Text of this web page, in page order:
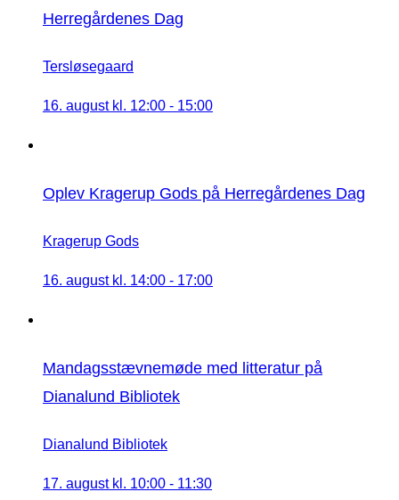
Herregårdenes Dag
Tersløsegaard
16. august kl. 12:00 - 15:00
Oplev Kragerup Gods på Herregårdenes Dag
Kragerup Gods
16. august kl. 14:00 - 17:00
Mandagsstævnemøde med litteratur på
Dianalund Bibliotek
Dianalund Bibliotek
17. august kl. 10:00 - 11:30